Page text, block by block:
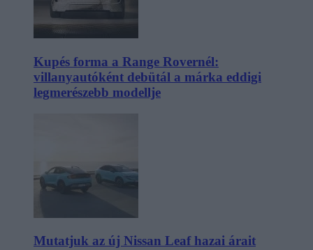
Kupés forma a Range Rovernél:
villanyautóként debütál a márka eddigi
legmerészebb modellje
Mutatjuk az új Nissan Leaf hazai árait